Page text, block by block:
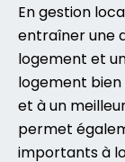
En gestion
entraîner une
logement et
logement
et à un
permet
importants à